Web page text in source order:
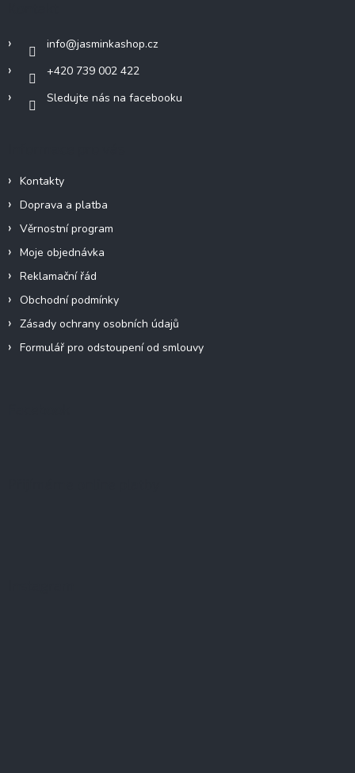
info@jasminkashop.cz
+420 739 002 422
Sledujte nás na facebooku
Kontakty
Doprava a platba
Věrnostní program
Moje objednávka
Reklamační řád
Obchodní podmínky
Zásady ochrany osobních údajů
Formulář pro odstoupení od smlouvy